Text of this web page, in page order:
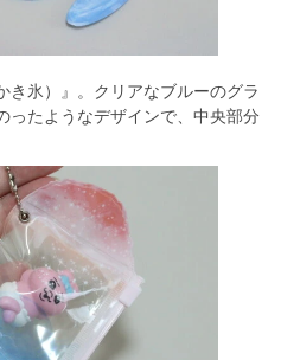
き氷）』。クリアなブルーのグラ
ったようなデザインで、中央部分